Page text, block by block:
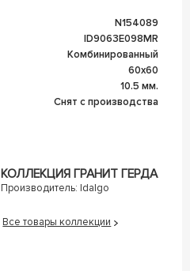
n154089
ID9063E098MR
Комбинированный
60x60
10.5 мм.
Снят с производства
КОЛЛЕКЦИЯ ГРАНИТ ГЕРДА
Производитель: Idalgo
Все товары коллекции